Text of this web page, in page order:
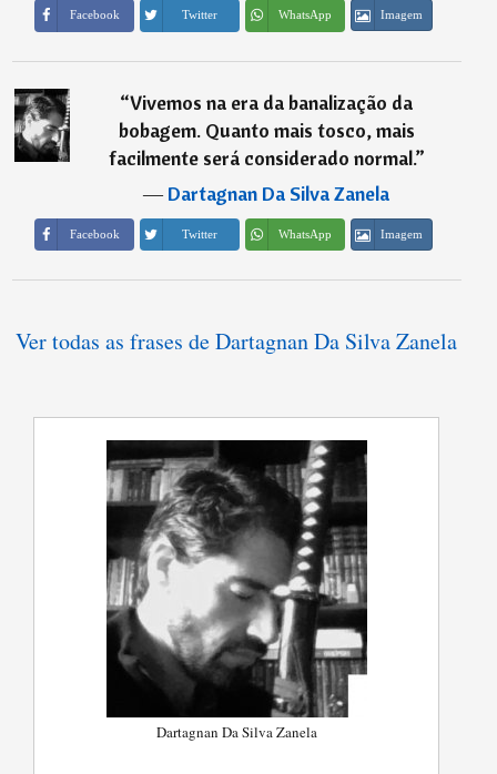
Facebook Twitter WhatsApp Imagem
“Vivemos na era da banalização da
bobagem. Quanto mais tosco, mais
facilmente será considerado normal.”
―Dartagnan Da Silva Zanela
Facebook Twitter WhatsApp Imagem
Ver todas as frases de Dartagnan Da Silva Zanela
Dartagnan Da Silva Zanela